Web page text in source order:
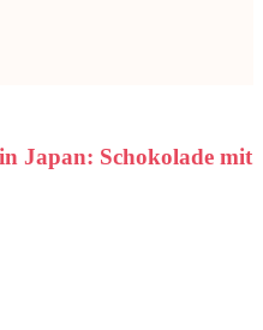
Japan: Schokolade mit